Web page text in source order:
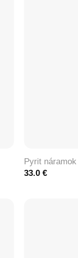
Pyrit náramok
33.0 €